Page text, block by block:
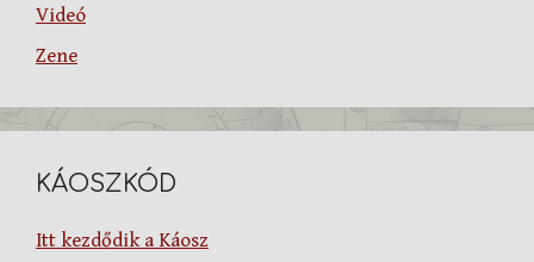
Videó
Zene
KÁOSZKÓD
Itt kezdődik a Káosz